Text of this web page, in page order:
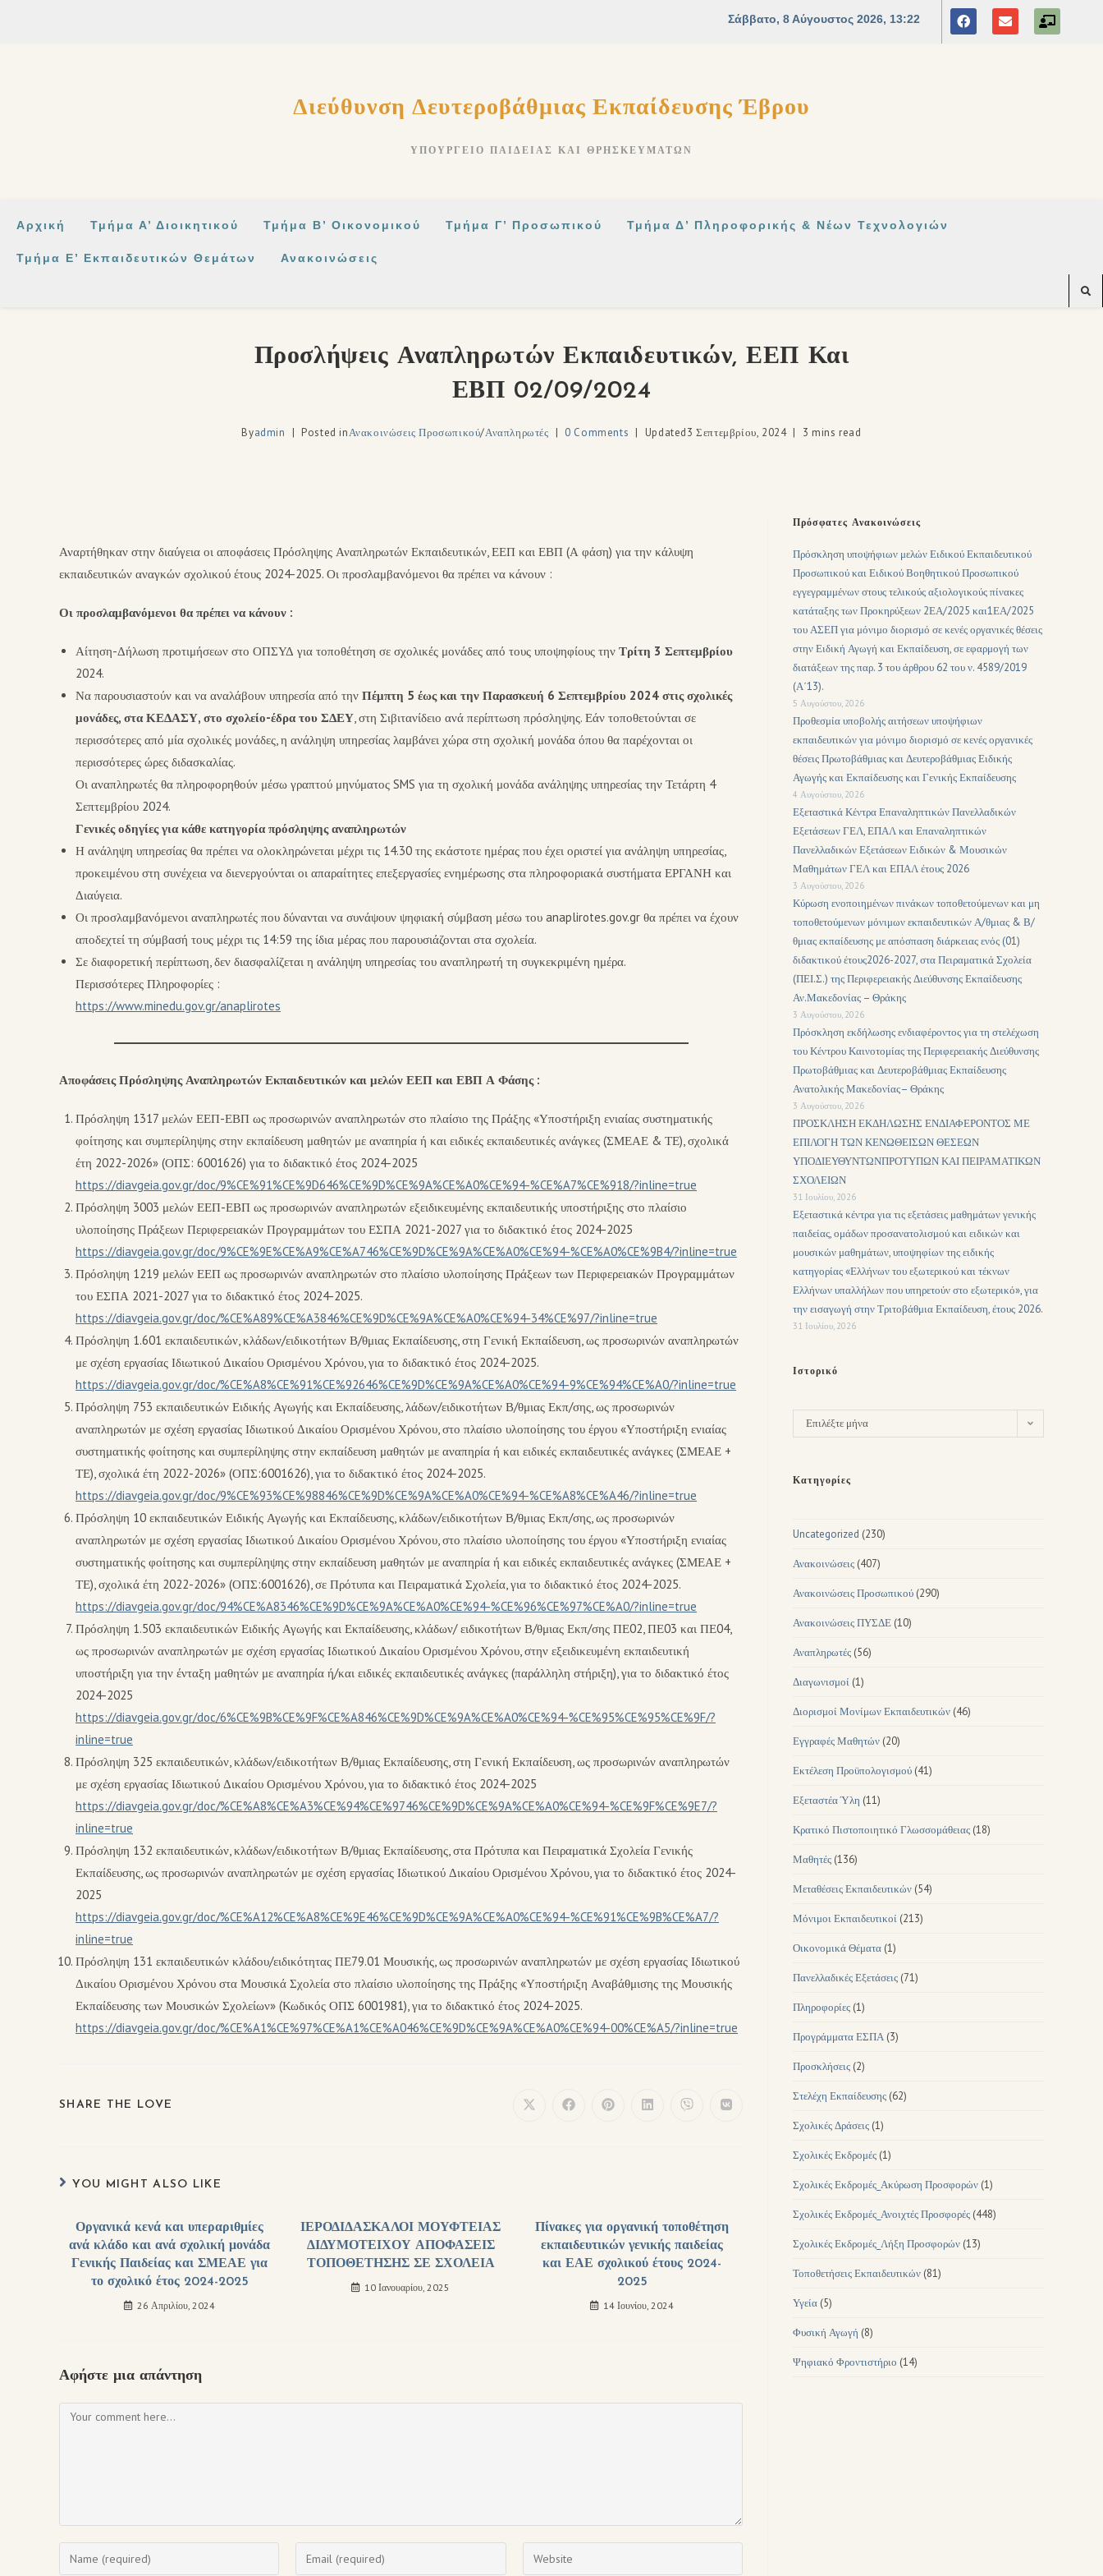
Διεύθυνση Δευτεροβάθμιας Εκπαίδευσης Έβρου
ΥΠΟΥΡΓΕΊΟ ΠΑΙΔΕΊΑΣ ΚΑΙ ΘΡΗΣΚΕΥΜΆΤΩΝ
Αρχική Τμήμα Α’ Διοικητικού Τμήμα Β’ Οικονομικού Τμήμα Γ’ Προσωπικού Τμήμα Δ’ Πληροφορικής & Νέων Τεχνολογιών
Τμήμα Ε’ Εκπαιδευτικών Θεμάτων Ανακοινώσεις
Προσλήψεις Αναπληρωτών Εκπαιδευτικών, ΕΕΠ Και
ΕΒΠ 02/09/2024
Byadmin Posted inΑνακοινώσεις Προσωπικού/Αναπληρωτές 0 Comments Updated3 Σεπτεμβρίου, 2024 3 mins read
Αναρτήθηκαν στην διαύγεια οι αποφάσεις Πρόσληψης Αναπληρωτών Εκπαιδευτικών, ΕΕΠ και ΕΒΠ (Α φάση) για την κάλυψη
εκπαιδευτικών αναγκών σχολικού έτους 2024-2025. Οι προσλαμβανόμενοι θα πρέπει να κάνουν :
Οι προσλαμβανόμενοι θα πρέπει να κάνουν :
Αίτηση-Δήλωση προτιμήσεων στο ΟΠΣΥΔ για τοποθέτηση σε σχολικές μονάδες από τους υποψηφίους την Τρίτη 3 Σεπτεμβρίου
2024.
Να παρουσιαστούν και να αναλάβουν υπηρεσία από την Πέμπτη 5 έως και την Παρασκευή 6 Σεπτεμβρίου 2024 στις σχολικές
μονάδες, στα ΚΕΔΑΣΥ, στο σχολείο-έδρα του ΣΔΕΥ, στη Σιβιτανίδειο ανά περίπτωση πρόσληψης. Εάν τοποθετούνται σε
περισσότερες από μία σχολικές μονάδες, η ανάληψη υπηρεσίας λαμβάνει χώρα στη σχολική μονάδα όπου θα παρέχονται οι
περισσότερες ώρες διδασκαλίας.
Οι αναπληρωτές θα πληροφορηθούν μέσω γραπτού μηνύματος SMS για τη σχολική μονάδα ανάληψης υπηρεσίας την Τετάρτη 4
Σεπτεμβρίου 2024.
Γενικές οδηγίες για κάθε κατηγορία πρόσληψης αναπληρωτών
Η ανάληψη υπηρεσίας θα πρέπει να ολοκληρώνεται μέχρι τις 14.30 της εκάστοτε ημέρας που έχει οριστεί για ανάληψη υπηρεσίας,
προκειμένου στη συνέχεια να διενεργούνται οι απαραίτητες επεξεργασίες ενημέρωσης στα πληροφοριακά συστήματα ΕΡΓΑΝΗ και
Διαύγεια.
Οι προσλαμβανόμενοι αναπληρωτές που δύνανται να συνάψουν ψηφιακή σύμβαση μέσω του anaplirotes.gov.gr θα πρέπει να έχουν
αποδεχτεί τη σύμβασή τους μέχρι τις 14:59 της ίδια μέρας που παρουσιάζονται στα σχολεία.
Σε διαφορετική περίπτωση, δεν διασφαλίζεται η ανάληψη υπηρεσίας του αναπληρωτή τη συγκεκριμένη ημέρα.
Περισσότερες Πληροφορίες :
https://www.minedu.gov.gr/anaplirotes
Αποφάσεις Πρόσληψης Αναπληρωτών Εκπαιδευτικών και μελών ΕΕΠ και ΕΒΠ Α Φάσης :
Πρόσληψη 1317 μελών ΕΕΠ-ΕΒΠ ως προσωρινών αναπληρωτών στο πλαίσιο της Πράξης «Υποστήριξη ενιαίας συστηματικής
φοίτησης και συμπερίληψης στην εκπαίδευση μαθητών με αναπηρία ή και ειδικές εκπαιδευτικές ανάγκες (ΣΜΕΑΕ & ΤΕ), σχολικά
έτη 2022-2026» (ΟΠΣ: 6001626) για το διδακτικό έτος 2024-2025
https://diavgeia.gov.gr/doc/9%CE%91%CE%9D646%CE%9D%CE%9A%CE%A0%CE%94-%CE%A7%CE%918/?inline=true
Πρόσληψη 3003 μελών ΕΕΠ-ΕΒΠ ως προσωρινών αναπληρωτών εξειδικευμένης εκπαιδευτικής υποστήριξης στο πλαίσιο
υλοποίησης Πράξεων Περιφερειακών Προγραμμάτων του ΕΣΠΑ 2021-2027 για το διδακτικό έτος 2024-2025
https://diavgeia.gov.gr/doc/9%CE%9E%CE%A9%CE%A746%CE%9D%CE%9A%CE%A0%CE%94-%CE%A0%CE%9B4/?inline=true
Πρόσληψη 1219 μελών ΕΕΠ ως προσωρινών αναπληρωτών στο πλαίσιο υλοποίησης Πράξεων των Περιφερειακών Προγραμμάτων
του ΕΣΠΑ 2021-2027 για το διδακτικό έτος 2024-2025.
https://diavgeia.gov.gr/doc/%CE%A89%CE%A3846%CE%9D%CE%9A%CE%A0%CE%94-34%CE%97/?inline=true
Πρόσληψη 1.601 εκπαιδευτικών, κλάδων/ειδικοτήτων Β/θμιας Εκπαίδευσης, στη Γενική Εκπαίδευση, ως προσωρινών αναπληρωτών
με σχέση εργασίας Ιδιωτικού Δικαίου Ορισμένου Χρόνου, για το διδακτικό έτος 2024-2025.
https://diavgeia.gov.gr/doc/%CE%A8%CE%91%CE%92646%CE%9D%CE%9A%CE%A0%CE%94-9%CE%94%CE%A0/?inline=true
Πρόσληψη 753 εκπαιδευτικών Ειδικής Αγωγής και Εκπαίδευσης, λάδων/ειδικοτήτων Β/θμιας Εκπ/σης, ως προσωρινών
αναπληρωτών με σχέση εργασίας Ιδιωτικού Δικαίου Ορισμένου Χρόνου, στο πλαίσιο υλοποίησης του έργου «Υποστήριξη ενιαίας
συστηματικής φοίτησης και συμπερίληψης στην εκπαίδευση μαθητών με αναπηρία ή και ειδικές εκπαιδευτικές ανάγκες (ΣΜΕΑΕ +
ΤΕ), σχολικά έτη 2022-2026» (ΟΠΣ:6001626), για το διδακτικό έτος 2024-2025.
https://diavgeia.gov.gr/doc/9%CE%93%CE%98846%CE%9D%CE%9A%CE%A0%CE%94-%CE%A8%CE%A46/?inline=true
Πρόσληψη 10 εκπαιδευτικών Ειδικής Αγωγής και Εκπαίδευσης, κλάδων/ειδικοτήτων Β/θμιας Εκπ/σης, ως προσωρινών
αναπληρωτών με σχέση εργασίας Ιδιωτικού Δικαίου Ορισμένου Χρόνου, στο πλαίσιο υλοποίησης του έργου «Υποστήριξη ενιαίας
συστηματικής φοίτησης και συμπερίληψης στην εκπαίδευση μαθητών με αναπηρία ή και ειδικές εκπαιδευτικές ανάγκες (ΣΜΕΑΕ +
ΤΕ), σχολικά έτη 2022-2026» (ΟΠΣ:6001626), σε Πρότυπα και Πειραματικά Σχολεία, για το διδακτικό έτος 2024-2025.
https://diavgeia.gov.gr/doc/94%CE%A8346%CE%9D%CE%9A%CE%A0%CE%94-%CE%96%CE%97%CE%A0/?inline=true
Πρόσληψη 1.503 εκπαιδευτικών Ειδικής Αγωγής και Εκπαίδευσης, κλάδων/ ειδικοτήτων Β/θμιας Εκπ/σης ΠΕ02, ΠΕ03 και ΠΕ04,
ως προσωρινών αναπληρωτών με σχέση εργασίας Ιδιωτικού Δικαίου Ορισμένου Χρόνου, στην εξειδικευμένη εκπαιδευτική
υποστήριξη για την ένταξη μαθητών με αναπηρία ή/και ειδικές εκπαιδευτικές ανάγκες (παράλληλη στήριξη), για το διδακτικό έτος
2024-2025
https://diavgeia.gov.gr/doc/6%CE%9B%CE%9F%CE%A846%CE%9D%CE%9A%CE%A0%CE%94-%CE%95%CE%95%CE%9F/?
inline=true
Πρόσληψη 325 εκπαιδευτικών, κλάδων/ειδικοτήτων Β/θμιας Εκπαίδευσης, στη Γενική Εκπαίδευση, ως προσωρινών αναπληρωτών
με σχέση εργασίας Ιδιωτικού Δικαίου Ορισμένου Χρόνου, για το διδακτικό έτος 2024-2025
https://diavgeia.gov.gr/doc/%CE%A8%CE%A3%CE%94%CE%9746%CE%9D%CE%9A%CE%A0%CE%94-%CE%9F%CE%9E7/?
inline=true
Πρόσληψη 132 εκπαιδευτικών, κλάδων/ειδικοτήτων Β/θμιας Εκπαίδευσης, στα Πρότυπα και Πειραματικά Σχολεία Γενικής
Εκπαίδευσης, ως προσωρινών αναπληρωτών με σχέση εργασίας Ιδιωτικού Δικαίου Ορισμένου Χρόνου, για το διδακτικό έτος 2024-
2025
https://diavgeia.gov.gr/doc/%CE%A12%CE%A8%CE%9E46%CE%9D%CE%9A%CE%A0%CE%94-%CE%91%CE%9B%CE%A7/?
inline=true
Πρόσληψη 131 εκπαιδευτικών κλάδου/ειδικότητας ΠΕ79.01 Μουσικής, ως προσωρινών αναπληρωτών με σχέση εργασίας Ιδιωτικού
Δικαίου Ορισμένου Χρόνου στα Μουσικά Σχολεία στο πλαίσιο υλοποίησης της Πράξης «Υποστήριξη Αναβάθμισης της Μουσικής
Εκπαίδευσης των Μουσικών Σχολείων» (Κωδικός ΟΠΣ 6001981), για το διδακτικό έτος 2024-2025.
https://diavgeia.gov.gr/doc/%CE%A1%CE%97%CE%A1%CE%A046%CE%9D%CE%9A%CE%A0%CE%94-00%CE%A5/?inline=true
SHARE THE LOVE
YOU MIGHT ALSO LIKE
Οργανικά κενά και υπεραριθμίες
ανά κλάδο και ανά σχολική μονάδα
Γενικής Παιδείας και ΣΜΕΑΕ για
το σχολικό έτος 2024-2025
26 Απριλίου, 2024
ΙΕΡΟΔΙΔΑΣΚΑΛΟΙ ΜΟΥΦΤΕΙΑΣ
ΔΙΔΥΜΟΤΕΙΧΟΥ ΑΠΟΦΑΣΕΙΣ
ΤΟΠΟΘΕΤΗΣΗΣ ΣΕ ΣΧΟΛΕΙΑ
10 Ιανουαρίου, 2025
Πίνακες για οργανική τοποθέτηση
εκπαιδευτικών γενικής παιδείας
και ΕΑΕ σχολικού έτους 2024-
2025
14 Ιουνίου, 2024
Αφήστε μια απάντηση
Πρόσφατες Ανακοινώσεις
Πρόσκληση υποψήφιων μελών Ειδικού Εκπαιδευτικού
Προσωπικού και Ειδικού Βοηθητικού Προσωπικού
εγγεγραμμένων στους τελικούς αξιολογικούς πίνακες
κατάταξης των Προκηρύξεων 2ΕΑ/2025 και1ΕΑ/2025
του ΑΣΕΠ για μόνιμο διορισμό σε κενές οργανικές θέσεις
στην Ειδική Αγωγή και Εκπαίδευση, σε εφαρμογή των
διατάξεων της παρ. 3 του άρθρου 62 του ν. 4589/2019
(Α΄13).
5 Αυγούστου, 2026
Προθεσμία υποβολής αιτήσεων υποψήφιων
εκπαιδευτικών για μόνιμο διορισμό σε κενές οργανικές
θέσεις Πρωτοβάθμιας και Δευτεροβάθμιας Ειδικής
Αγωγής και Εκπαίδευσης και Γενικής Εκπαίδευσης
4 Αυγούστου, 2026
Εξεταστικά Κέντρα Επαναληπτικών Πανελλαδικών
Εξετάσεων ΓΕΛ, ΕΠΑΛ και Επαναληπτικών
Πανελλαδικών Εξετάσεων Ειδικών & Μουσικών
Μαθημάτων ΓΕΛ και ΕΠΑΛ έτους 2026
3 Αυγούστου, 2026
Κύρωση ενοποιημένων πινάκων τοποθετούμενων και μη
τοποθετούμενων μόνιμων εκπαιδευτικών Α/θμιας & Β/
θμιας εκπαίδευσης με απόσπαση διάρκειας ενός (01)
διδακτικού έτους2026-2027, στα Πειραματικά Σχολεία
(ΠΕΙ.Σ.) της Περιφερειακής Διεύθυνσης Εκπαίδευσης
Αν.Μακεδονίας – Θράκης
3 Αυγούστου, 2026
Πρόσκληση εκδήλωσης ενδιαφέροντος για τη στελέχωση
του Κέντρου Καινοτομίας της Περιφερειακής Διεύθυνσης
Πρωτοβάθμιας και Δευτεροβάθμιας Εκπαίδευσης
Ανατολικής Μακεδονίας– Θράκης
3 Αυγούστου, 2026
ΠΡΟΣΚΛΗΣΗ ΕΚΔΗΛΩΣΗΣ ΕΝΔΙΑΦΕΡΟΝΤΟΣ ΜΕ
ΕΠΙΛΟΓΗ ΤΩΝ ΚΕΝΩΘΕΙΣΩΝ ΘΕΣΕΩΝ
ΥΠΟΔΙΕΥΘΥΝΤΩΝΠΡΟΤΥΠΩΝ ΚΑΙ ΠΕΙΡΑΜΑΤΙΚΩΝ
ΣΧΟΛΕΙΩΝ
31 Ιουλίου, 2026
Εξεταστικά κέντρα για τις εξετάσεις μαθημάτων γενικής
παιδείας, ομάδων προσανατολισμού και ειδικών και
μουσικών μαθημάτων, υποψηφίων της ειδικής
κατηγορίας «Ελλήνων του εξωτερικού και τέκνων
Ελλήνων υπαλλήλων που υπηρετούν στο εξωτερικό», για
την εισαγωγή στην Τριτοβάθμια Εκπαίδευση, έτους 2026.
31 Ιουλίου, 2026
Ιστορικό
Επιλέξτε μήνα
Κατηγορίες
Uncategorized (230)
Ανακοινώσεις (407)
Ανακοινώσεις Προσωπικού (290)
Ανακοινώσεις ΠΥΣΔΕ (10)
Αναπληρωτές (56)
Διαγωνισμοί (1)
Διορισμοί Μονίμων Εκπαιδευτικών (46)
Εγγραφές Μαθητών (20)
Εκτέλεση Προϋπολογισμού (41)
Εξεταστέα Ύλη (11)
Κρατικό Πιστοποιητικό Γλωσσομάθειας (18)
Μαθητές (136)
Μεταθέσεις Εκπαιδευτικών (54)
Μόνιμοι Εκπαιδευτικοί (213)
Οικονομικά Θέματα (1)
Πανελλαδικές Εξετάσεις (71)
Πληροφορίες (1)
Προγράμματα ΕΣΠΑ (3)
Προσκλήσεις (2)
Στελέχη Εκπαίδευσης (62)
Σχολικές Δράσεις (1)
Σχολικές Εκδρομές (1)
Σχολικές Εκδρομές_Ακύρωση Προσφορών (1)
Σχολικές Εκδρομές_Ανοιχτές Προσφορές (448)
Σχολικές Εκδρομές_Λήξη Προσφορών (13)
Τοποθετήσεις Εκπαιδευτικών (81)
Υγεία (5)
Φυσική Αγωγή (8)
Ψηφιακό Φροντιστήριο (14)